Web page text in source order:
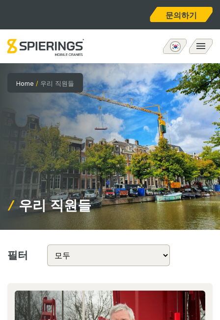
문의하기
모바일 타워크레인
애프터서비스
회사 소개
홈
뉴스
My Spierings
Home / 우리 직원들
우리 직원들
필터